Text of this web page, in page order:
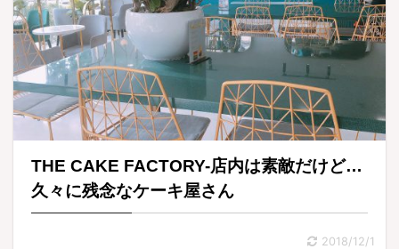
THE CAKE FACTORY-店内は素敵だけど…
久々に残念なケーキ屋さん
2018/12/1